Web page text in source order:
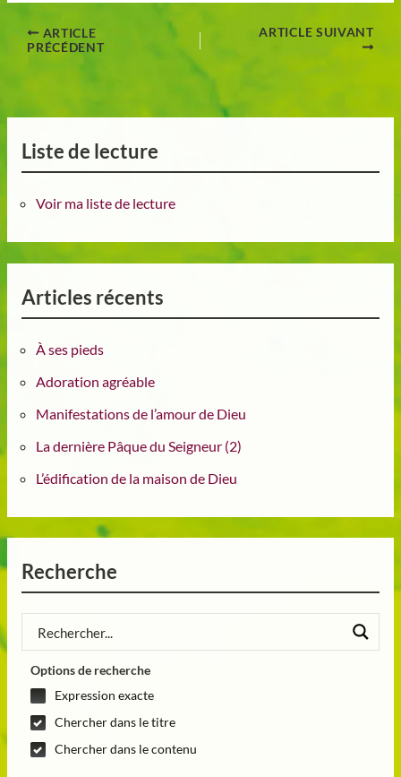
ARTICLE
PRÉCÉDENT
ARTICLE SUIVANT
Liste de lecture
Voir ma liste de lecture
Articles récents
À ses pieds
Adoration agréable
Manifestations de l’amour de Dieu
La dernière Pâque du Seigneur (2)
L’édification de la maison de Dieu
Recherche
Options de recherche
Expression exacte
Chercher dans le titre
Chercher dans le contenu